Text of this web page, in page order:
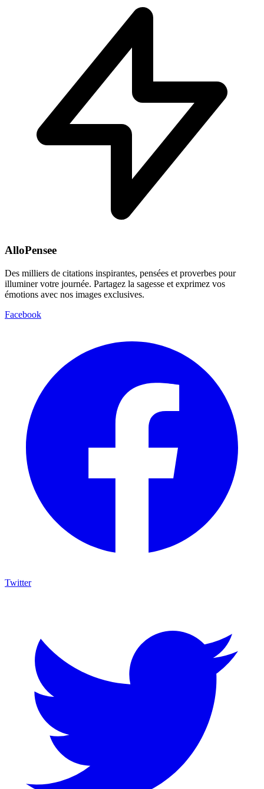
AlloPensee
Des milliers de citations inspirantes, pensées et proverbes pour
illuminer votre journée. Partagez la sagesse et exprimez vos
émotions avec nos images exclusives.
Facebook
Twitter